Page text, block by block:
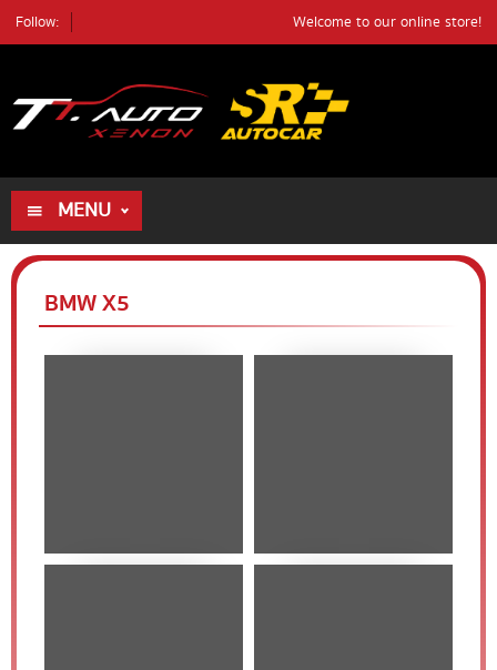
Follow: Welcome to our online store!
MENU
ค้นหา ตัวอย่างรถ
ค้นหา
HOME
ALL PRODUCTS
BMW X5